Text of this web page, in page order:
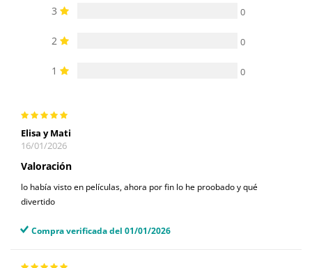
3 0
2 0
1 0
Elisa y Mati
16/01/2026
Valoración
lo había visto en películas, ahora por fin lo he proobado y qué
divertido
Compra verificada del 01/01/2026